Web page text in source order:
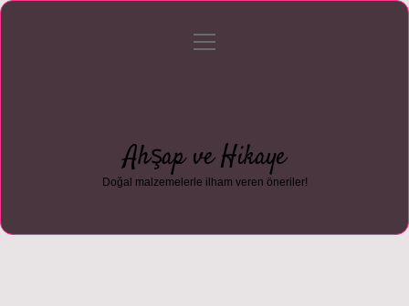
Gizlilik Politikası
menüyü
Ahşap ve Hikaye
Doğal malzemelerle ilham veren öneriler!